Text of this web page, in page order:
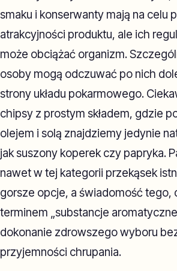
smaku i konserwanty mają na celu
atrakcyjności produktu, ale ich
może obciążać organizm.
osoby mogą odczuwać po nich
strony układu pokarmowego.
chipsy z prostym składem, gdzie
olejem i solą znajdziemy jedynie
jak suszony koperek czy papryka.
nawet w tej kategorii przekąsek
gorsze opcje, a świadomość tego,
terminem „substancje
dokonanie zdrowszego wyboru
przyjemności chrupania.